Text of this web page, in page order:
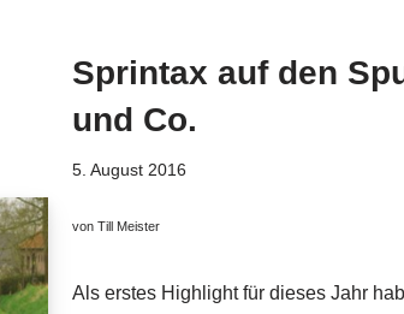
Sprintax auf den
und Co.
5. August 2016
von Till Meister
Als erstes Highlight für dieses Jahr